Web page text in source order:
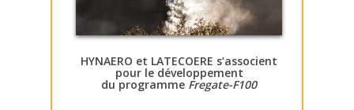
HYNAERO et LATECOERE s’associent
pour le développement
du programme Fregate-F100